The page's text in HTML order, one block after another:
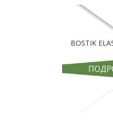
BOSTIK